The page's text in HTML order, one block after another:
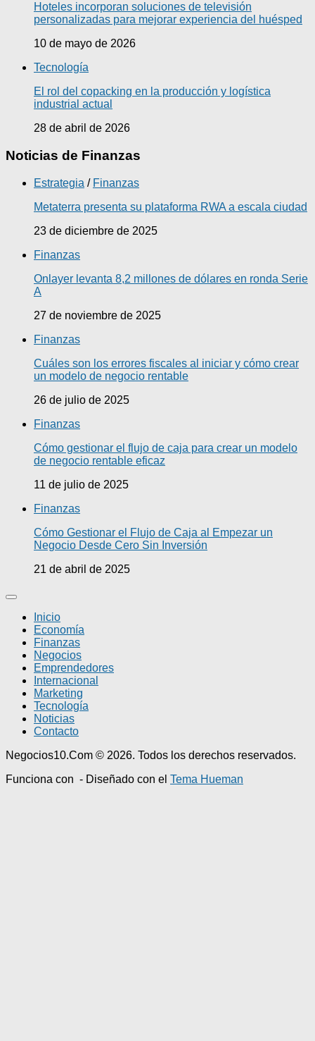
Hoteles incorporan soluciones de televisión
personalizadas para mejorar experiencia del huésped
10 de mayo de 2026
Tecnología
El rol del copacking en la producción y logística
industrial actual
28 de abril de 2026
Noticias de Finanzas
Estrategia / Finanzas
Metaterra presenta su plataforma RWA a escala ciudad
23 de diciembre de 2025
Finanzas
Onlayer levanta 8,2 millones de dólares en ronda Serie
A
27 de noviembre de 2025
Finanzas
Cuáles son los errores fiscales al iniciar y cómo crear
un modelo de negocio rentable
26 de julio de 2025
Finanzas
Cómo gestionar el flujo de caja para crear un modelo
de negocio rentable eficaz
11 de julio de 2025
Finanzas
Cómo Gestionar el Flujo de Caja al Empezar un
Negocio Desde Cero Sin Inversión
21 de abril de 2025
Inicio
Economía
Finanzas
Negocios
Emprendedores
Internacional
Marketing
Tecnología
Noticias
Contacto
Negocios10.Com © 2026. Todos los derechos reservados.
Funciona con - Diseñado con el Tema Hueman